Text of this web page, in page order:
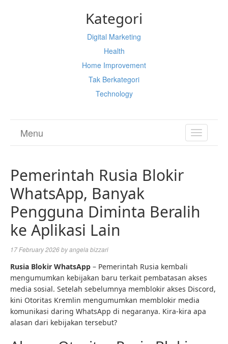
Kategori
Digital Marketing
Health
Home Improvement
Tak Berkategori
Technology
TOGGLE
Menu
Pemerintah Rusia Blokir
WhatsApp, Banyak
Pengguna Diminta Beralih
ke Aplikasi Lain
17 February 2026byangela bizzari
Rusia Blokir WhatsApp – Pemerintah Rusia kembali
mengumumkan kebijakan baru terkait pembatasan akses
media sosial. Setelah sebelumnya memblokir akses Discord,
kini Otoritas Kremlin mengumumkan memblokir media
komunikasi daring WhatsApp di negaranya. Kira-kira apa
alasan dari kebijakan tersebut?